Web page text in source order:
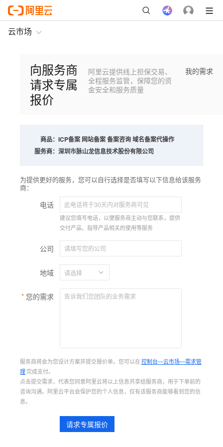
云市场
向服务商
请求专属
报价
阿里云提供线上担保交易、
全程服务监管，保障您的资
金安全和服务质量
我的需求
商品： ICP备案 网站备案 备案咨询 域名备案代操作
服务商： 深圳市脉山龙信息技术股份有限公司
为提供更好的服务，您可以自行选择是否填写以下信息给该服务
商：
电话
建议您填写电话，以便服务商主动与您联系，提供
交付产品、指导产品相关的使用等服务
公司
地域
您的需求
服务商将会为您设计方案并提交报价单。您可以在控制台—云市场—需求管
理完成支付。
点击提交需求，代表您同意阿里云将以上信息共享给服务商，用于下单前的
咨询沟通。阿里云平台会保护您的个人信息，仅有该服务商能够看到您的信
息。
请求专属报价